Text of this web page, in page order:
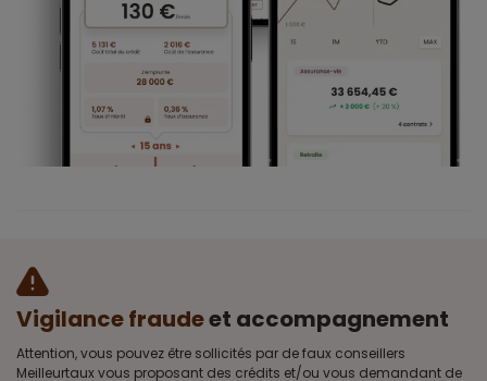
Vigilance fraudeet accompagnement
Attention, vous pouvez être sollicités par de faux conseillers
Meilleurtaux vous proposant des crédits et/ou vous demandant de